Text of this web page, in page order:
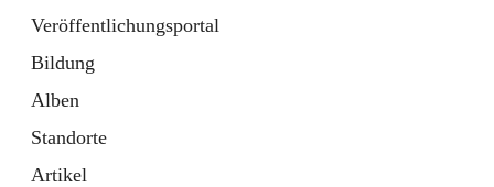
Veröffentlichungsportal
Bildung
Alben
Standorte
Artikel